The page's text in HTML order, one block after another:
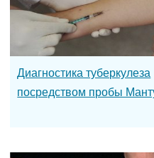
Диагностика туберкулеза
посредством пробы